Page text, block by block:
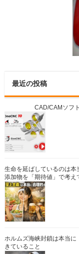
最近の投稿
CAD/CAMソフ
生命を延ばしているのは
添加物を「期待値」で考え
ホルムズ海峡封鎖は本当
きていること